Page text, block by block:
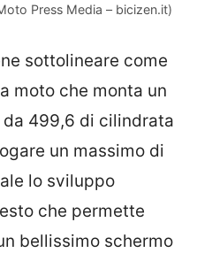
Press Media – bicizen.it)
sottolineare come
moto che monta un
499,6 di cilindrata
un massimo di
lo sviluppo
che permette
bellissimo schermo